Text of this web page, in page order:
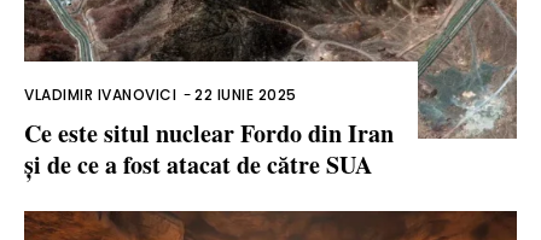
VLADIMIR IVANOVICI -22 IUNIE 2025
Ce este situl nuclear Fordo din Iran
și de ce a fost atacat de către SUA